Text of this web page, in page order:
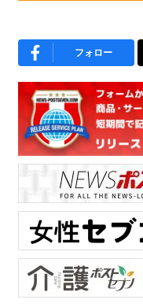
フォロー